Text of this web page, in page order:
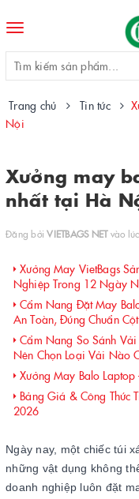
Toggle
Trang chủ Tin tức
Nội
Xưởng may
nhất tại Hà
Đăng bởiVIETBAGS NETvào
Xưởng May VietBags
Nghiệp Trong 12 Ngày
Cẩm Nang Đặt May
An Toàn, Đúng Chuẩn
Cẩm Nang So Sánh
Nên Chọn Loại Vải Nào
Xưởng May Balo
Bảng Giá & Công Thức
2026
Ngày nay, một chiếc túi
những vật dụng không
doanh nghiệp luôn đặt